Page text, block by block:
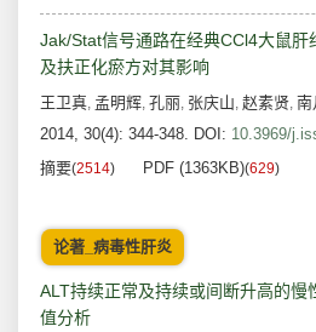
Jak/Stat信号通路在经典CCl4大鼠肝
及扶正化瘀方对其影响
王卫真, 孟明辉, 孔丽, 张庆山, 赵素贤, 南
2014, 30(4): 344-348. DOI: 10.3969/
摘要(2514) PDF (1363KB)(629)
论著_病毒性肝炎
ALT持续正常及持续或间断升高的慢
值分析